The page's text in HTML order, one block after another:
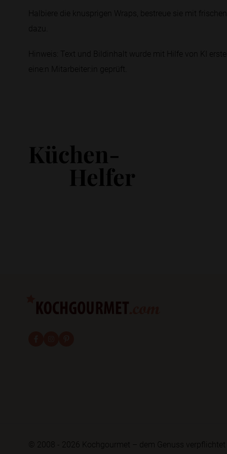
Halbiere die knusprigen Wraps, bestreue sie mit
dazu.
Hinweis: Text und Bildinhalt wurde mit Hilfe von KI
eine:n Mitarbeiter:in geprüft.
Küchen-
Helfer
© 2008 - 2026 Kochgourmet – dem Genuss